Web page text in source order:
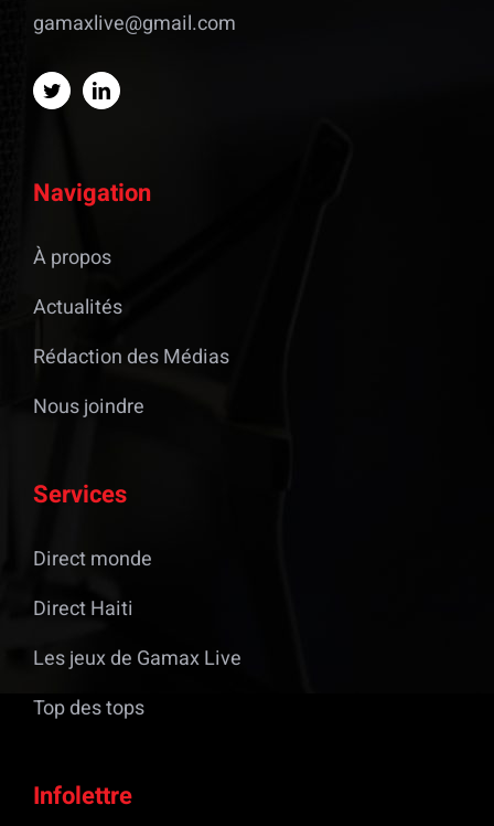
gamaxlive@gmail.com
Navigation
À propos
Actualités
Rédaction des Médias
Nous joindre
Services
Direct monde
Direct Haiti
Les jeux de Gamax Live
Top des tops
Infolettre